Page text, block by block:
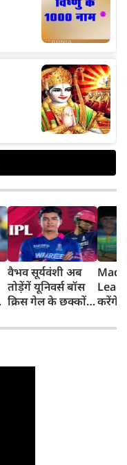
वैभव सूर्यवंशी अब
तोड़ेंगें यूनिवर्स बॉस
क्रिस गेल के छक्कों
करेंगे
टीम में